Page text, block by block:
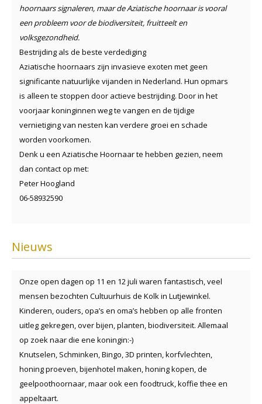
hoornaars signaleren, maar de Aziatische hoornaar is vooral
een probleem voor de biodiversiteit, fruitteelt en
volksgezondheid.
Bestrijding als de beste verdediging
Aziatische hoornaars zijn invasieve exoten met geen
significante natuurlijke vijanden in Nederland. Hun opmars
is alleen te stoppen door actieve bestrijding. Door in het
voorjaar koninginnen weg te vangen en de tijdige
vernietiging van nesten kan verdere groei en schade
worden voorkomen.
Denk u een Aziatische Hoornaar te hebben gezien, neem
dan contact op met:
Peter Hoogland
06-58932590
Nieuws
Onze open dagen op 11 en 12 juli waren fantastisch, veel
mensen bezochten Cultuurhuis de Kolk in Lutjewinkel.
Kinderen, ouders, opa’s en oma’s hebben op alle fronten
uitleg gekregen, over bijen, planten, biodiversiteit. Allemaal
op zoek naar die ene koningin:-)
Knutselen, Schminken, Bingo, 3D printen, korfvlechten,
honing proeven, bijenhotel maken, honing kopen, de
geelpoothoornaar, maar ook een foodtruck, koffie thee en
appeltaart.